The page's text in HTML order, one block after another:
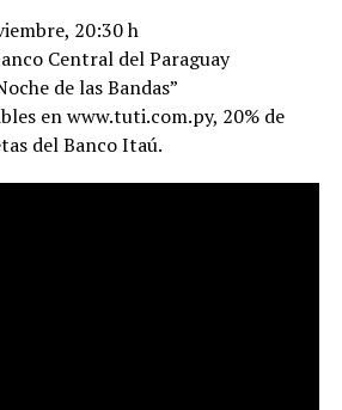
20:30 h
Central del Paraguay
de las Bandas”
en www.tuti.com.py, 20% de
del Banco Itaú.